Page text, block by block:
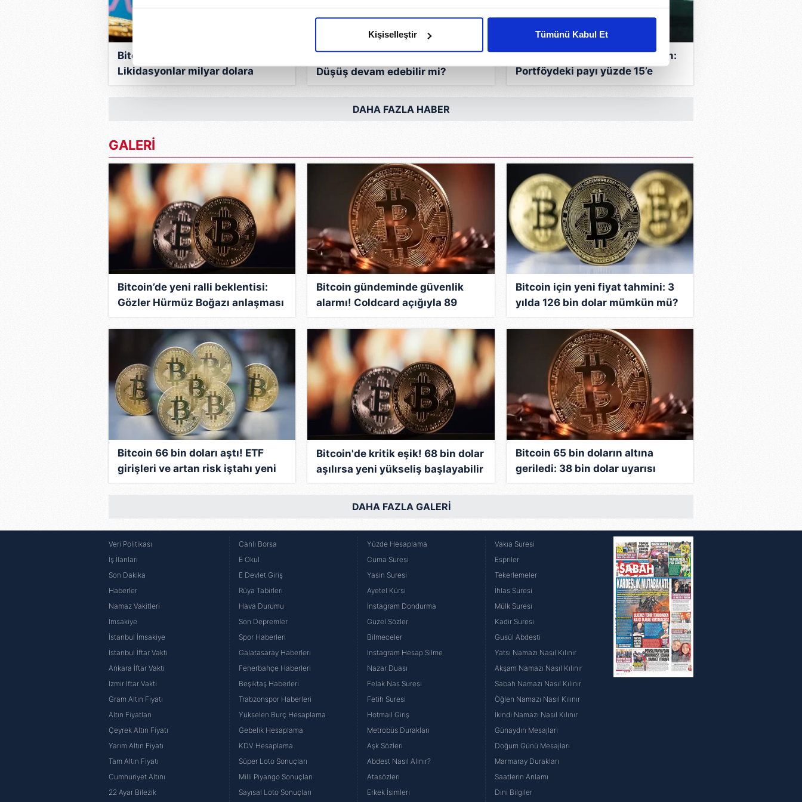
içerikleri sunabilmek adına elimizden gelen çabayı gösterdiğimizi ve bu noktada, reklamların maliyetlerimizi karşılamak
Her halükârda, kullanıcılar, bu çerezlere izin vermedikleri takdirde, kullanıcılara hedefli reklamlar gösterilmeyecektir."
Sizlere daha iyi bir hizmet sunabilmek için İnternet Sitemizde kendimize ve üçüncü kişilere ait çerezler kullanılmaktadır. Bu
amacıyla kullanılmaktadır. Diğer çerezler, sitemizin daha işlevsel kılınması ve kişiselleştirilmesi ve sizlere yönelik
reklam/pazarlama faaliyetlerinin yapılması, amaçlarıyla sınırlı olarak açık rızanız dahilinde kullanılacaktır.
Çerezlere ilişkin tercihlerinizi aşağıda yer alan panel vasıtasıyla belirleyebilirsiniz. Çerezlere ilişkin detaylı bilgi için Ayarlar
butonuna tıklayabilir,Çerez Bilgilendirme Metnimiziziyaret edebilirsiniz.
6698 sayılı Kişisel Verilerin Korunması Kanunu uyarınca hazırlanmış Aydınlatma Metnimizi okumak ve sitemizde ilgili
mevzuata uygun olarak kullanılan çerezlerle ilgili bilgi almak için lütfentıklayınız
Kişiselleştir Tümünü Kabul Et
Bitcoin’de satış dalgası:
Likidasyonlar milyar dolara
dayandı
Bitcoin’de satış baskısı uyarısı:
Düşüş devam edebilir mi?
Tether’den altına güçlü yönelim:
Portföydeki payı yüzde 15’e
çıkabilir
DAHA FAZLA HABER
GALERİ
Bitcoin’de yeni ralli beklentisi:
Gözler Hürmüz Boğazı anlaşması
ve kritik dirençte!
Bitcoin gündeminde güvenlik
alarmı! Coldcard açığıyla 89
milyon dolarlık kayıp...
Bitcoin için yeni fiyat tahmini: 3
yılda 126 bin dolar mümkün mü?
Uzmanlar hesapladı!
Bitcoin 66 bin doları aştı! ETF
girişleri ve artan risk iştahı yeni
ralli beklentisini güçlendirdi
Bitcoin'de kritik eşik! 68 bin dolar
aşılırsa yeni yükseliş başlayabilir
Bitcoin 65 bin doların altına
geriledi: 38 bin dolar uyarısı
geldi!
DAHA FAZLA GALERİ
Veri Politikası
İş İlanları
Son Dakika
Haberler
Namaz Vakitleri
İmsakiye
İstanbul İmsakiye
İstanbul İftar Vakti
Ankara İftar Vakti
İzmir İftar Vakti
Gram Altın Fiyatı
Altın Fiyatları
Çeyrek Altın Fiyatı
Yarım Altın Fiyatı
Tam Altın Fiyatı
Cumhuriyet Altını
22 Ayar Bilezik
Canlı Borsa
E Okul
E Devlet Giriş
Rüya Tabirleri
Hava Durumu
Son Depremler
Spor Haberleri
Galatasaray Haberleri
Fenerbahçe Haberleri
Beşiktaş Haberleri
Trabzonspor Haberleri
Yükselen Burç Hesaplama
Gebelik Hesaplama
KDV Hesaplama
Süper Loto Sonuçları
Milli Piyango Sonuçları
Sayısal Loto Sonuçları
Yüzde Hesaplama
Cuma Suresi
Yasin Suresi
Ayetel Kürsi
İnstagram Dondurma
Güzel Sözler
Bilmeceler
İnstagram Hesap Silme
Nazar Duası
Felak Nas Suresi
Fetih Suresi
Hotmail Giriş
Metrobüs Durakları
Aşk Sözleri
Abdest Nasıl Alınır?
Atasözleri
Erkek İsimleri
Vakıa Suresi
Espriler
Tekerlemeler
İhlas Suresi
Mülk Suresi
Kadir Suresi
Gusül Abdesti
Yatsı Namazı Nasıl Kılınır
Akşam Namazı Nasıl Kılınır
Sabah Namazı Nasıl Kılınır
Öğlen Namazı Nasıl Kılınır
İkindi Namazı Nasıl Kılınır
Günaydın Mesajları
Doğum Günü Mesajları
Marmaray Durakları
Saatlerin Anlamı
Dini Bilgiler